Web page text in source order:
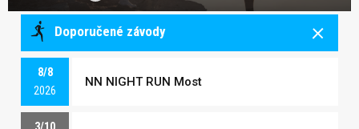
Doporučené závody
8/8
2026
NN NIGHT RUN Most